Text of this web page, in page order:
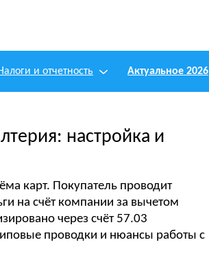
и отчетность Актуальное 2026
настройка и
карт. Покупатель проводит
на счёт компании за вычетом
через счёт 57.03
проводки и нюансы работы с